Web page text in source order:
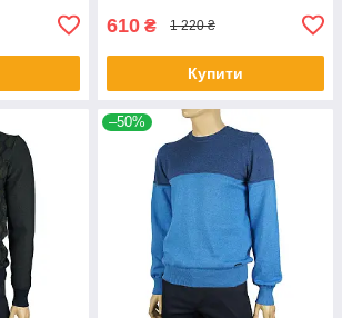
610 ₴ 1 220 ₴
Купити
–50%